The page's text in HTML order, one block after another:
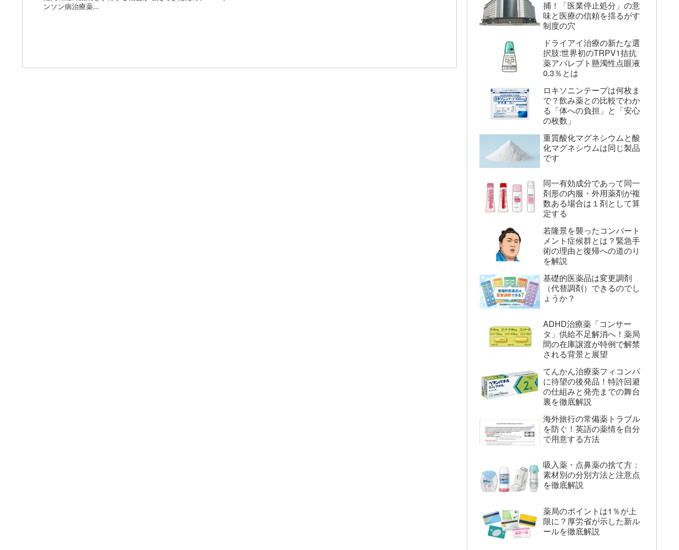
ンソン病治療薬...
捕！「医業停止処分」の意
味と医療の信頼を揺るがす
制度の穴
ドライアイ治療の新たな選
択肢:世界初のTRPV1拮抗
薬アバレプト懸濁性点眼液
0.3％とは
ロキソニンテープは何枚ま
で？飲み薬との比較でわか
る「体への負担」と「安心
の枚数」
重質酸化マグネシウムと酸
化マグネシウムは同じ製品
です
同一有効成分であって同一
剤形の内服・外用薬剤が複
数ある場合は１剤として算
定する
若隆景を襲ったコンパート
メント症候群とは？緊急手
術の理由と復帰への道のり
を解説
基礎的医薬品は変更調剤
（代替調剤）できるのでし
ょうか？
ADHD治療薬「コンサー
タ」供給不足解消へ！薬局
間の在庫譲渡が特例で解禁
される背景と展望
てんかん治療薬フィコンパ
に待望の後発品！特許回避
の仕組みと発売までの舞台
裏を徹底解説
海外旅行の常備薬トラブル
を防ぐ！英語の薬情を自分
で用意する方法
吸入薬・点鼻薬の捨て方：
素材別の分別方法と注意点
を徹底解説
薬局のポイントは1％が上
限に？厚労省が示した新ル
ールを徹底解説